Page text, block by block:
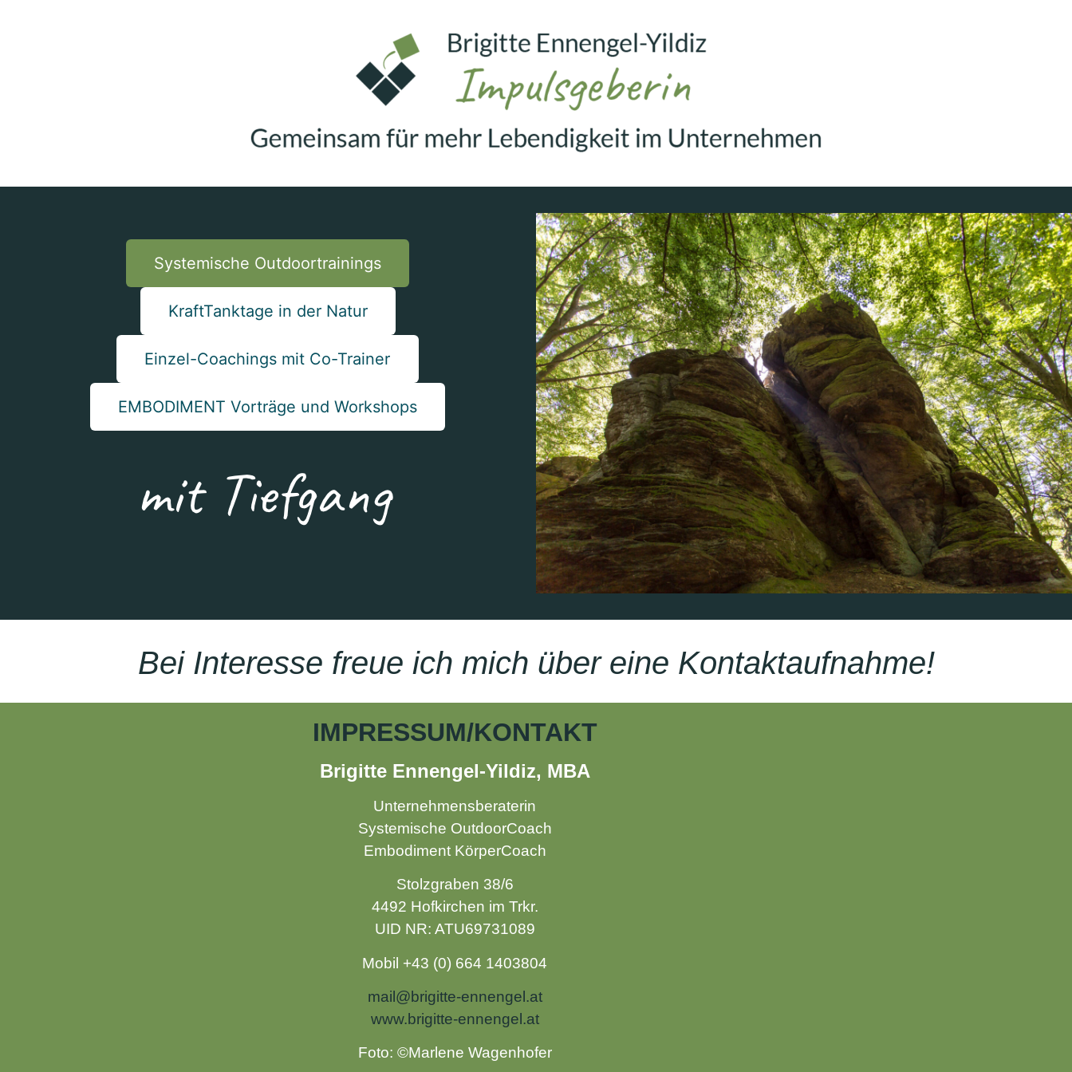
Systemische Outdoortrainings
KraftTanktage in der Natur
Einzel-Coachings mit Co-Trainer
EMBODIMENT Vorträge und Workshops
Bei Interesse freue ich mich über eine Kontaktaufnahme!
IMPRESSUM/KONTAKT
Brigitte Ennengel-Yildiz, MBA
Unternehmensberaterin
Systemische OutdoorCoach
Embodiment KörperCoach
Stolzgraben 38/6
4492 Hofkirchen im Trkr.
UID NR: ATU69731089
Mobil +43 (0) 664 1403804
mail@brigitte-ennengel.at
www.brigitte-ennengel.at
Foto: ©Marlene Wagenhofer